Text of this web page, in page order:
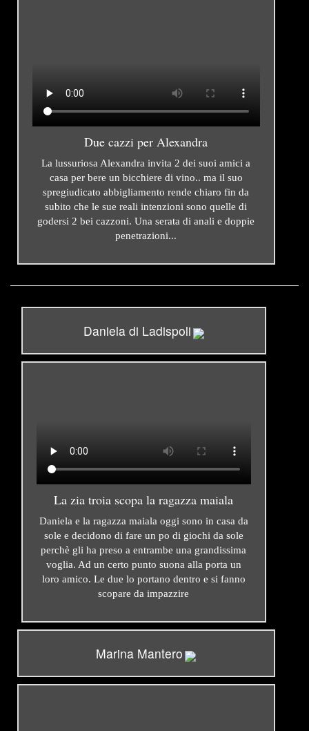
Due cazzi per Alexandra
La lussuriosa Alexandra invita 2 dei suoi amici a
casa per bere un bicchiere di vino.. ma il suo
spregiudicato abbigliamento rende chiaro fin da
subito che le sue reali intenzioni sono quelle di
godersi 2 bei cazzoni. Una serata di anali e doppie
penetrazioni...
Daniela di Ladispoli
La zia troia scopa la ragazza maiala
Daniela e la ragazza maiala oggi sono in casa da
sole e decidono di fare un po di giochi da sole
perchè gli ha preso a entrambe una grandissima
voglia. Ad un certo punto suona alla porta un
loro amico. Le due lo portano dentro e si fanno
scopare da impazzire
Marina Mantero